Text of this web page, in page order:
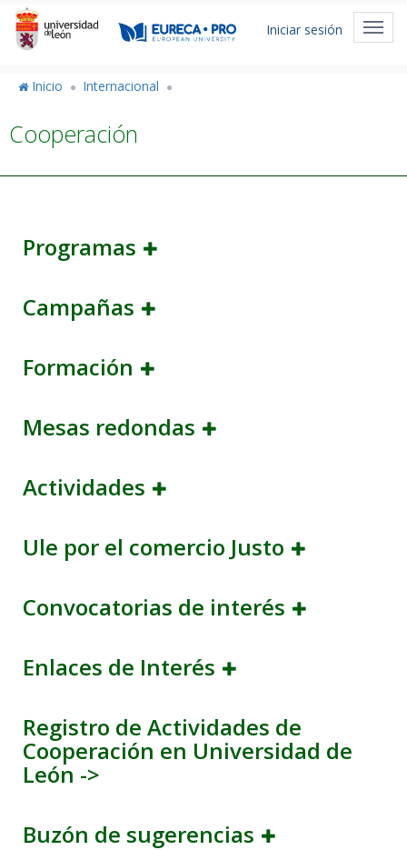
Pasar
contenido
Menú
Iniciar sesión
Inicio Internacional
Cooperación
Programas
Campañas
Formación
Mesas redondas
Actividades
Ule por el comercio Justo
Convocatorias de interés
Enlaces de Interés
Registro de Actividades de
Cooperación en Universidad de
León ->
Buzón de sugerencias